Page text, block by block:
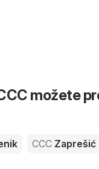
možete
CCC Zaprešić